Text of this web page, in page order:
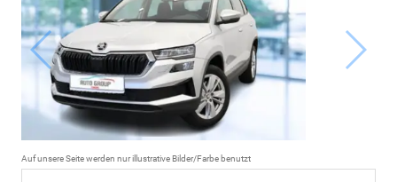
Auf unsere Seite werden nur illustrative Bilder/Farbe benutzt